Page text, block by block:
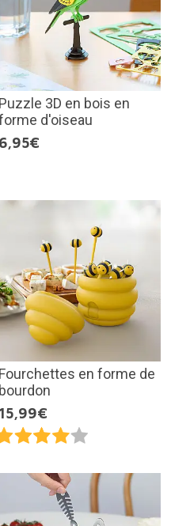
Puzzle 3D en bois en
d'oiseau
6,95€
Fourchettes en forme de
bourdon
15,99€